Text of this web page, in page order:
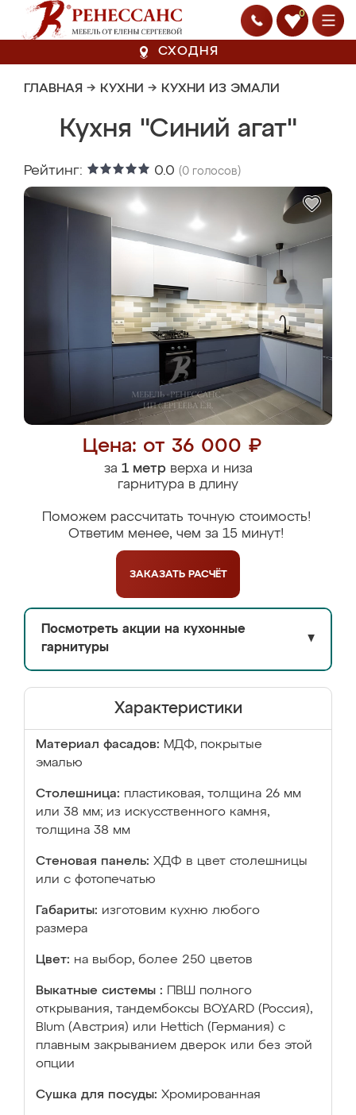
0
СХОДНЯ
ГЛАВНАЯ → КУХНИ → КУХНИ ИЗ ЭМАЛИ
Кухня "Синий агат"
Рейтинг: 0.0 (0 голосов)
Цена: от 36 000 ₽
за 1 метрверха и низа
гарнитура в длину
Поможем рассчитать точную стоимость!
Ответим менее, чем за 15 минут!
ЗАКАЗАТЬ РАСЧЁТ
Посмотреть акции на кухонные
гарнитуры
▼
Характеристики
Материал фасадов: МДФ, покрытые
эмалью
Столешница: пластиковая, толщина 26 мм
или 38 мм; из искусственного камня,
толщина 38 мм
Стеновая панель: ХДФ в цвет столешницы
или с фотопечатью
Габариты: изготовим кухню любого
размера
Цвет: на выбор, более 250 цветов
Выкатные системы :
ПВШ полного
открывания, тандембоксы BOYARD (Россия),
Blum (Австрия) или Hettich (Германия) с
плавным закрыванием дверок или без этой
опции
Сушка для посуды: Хромированная